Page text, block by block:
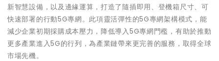
新智慧設備，以及邊緣運算，打造了隨插即用、登機箱尺寸、可
快速部署的行動5G專網。此項靈活彈性的5G專網架構模式，能
減少企業初期採購成本壓力，降低導入5G專網門檻，有助於推動
更多產業進入5G的行列，為產業鏈帶來更完善的服務，取得全球
市場先機。